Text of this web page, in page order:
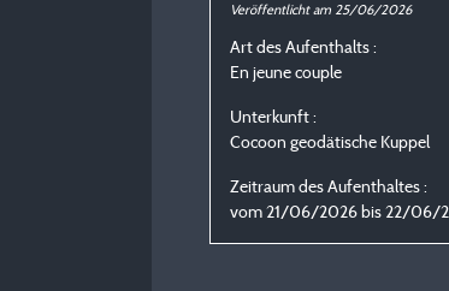
Veröffentlicht am 25/06/2026
Art des Aufenthalts :
En jeune couple
Unterkunft :
Cocoon geodätische Kuppel
Zeitraum des Aufenthaltes :
vom 21/06/2026 bis 22/06/